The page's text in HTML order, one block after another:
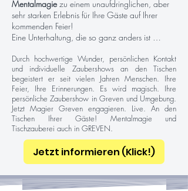
Mentalmagiezu einem unaufdringlichen, aber
sehr starken Erlebnis für Ihre Gäste auf Ihrer
kommenden Feier!
Eine Unterhaltung, die so ganz anders ist …
Durch hochwertige Wunder, persönlichen Kontakt
und individuelle Zaubershows an den Tischen
begeistert er seit vielen Jahren Menschen. Ihre
Feier, Ihre Erinnerungen. Es wird magisch. Ihre
persönliche Zaubershow in Greven und Umgebung.
Jetzt Magier Greven engagieren. Live. An den
Tischen Ihrer Gäste! Mentalmagie und
Tischzauberei auch in GREVEN.
Jetzt informieren (Klick!)